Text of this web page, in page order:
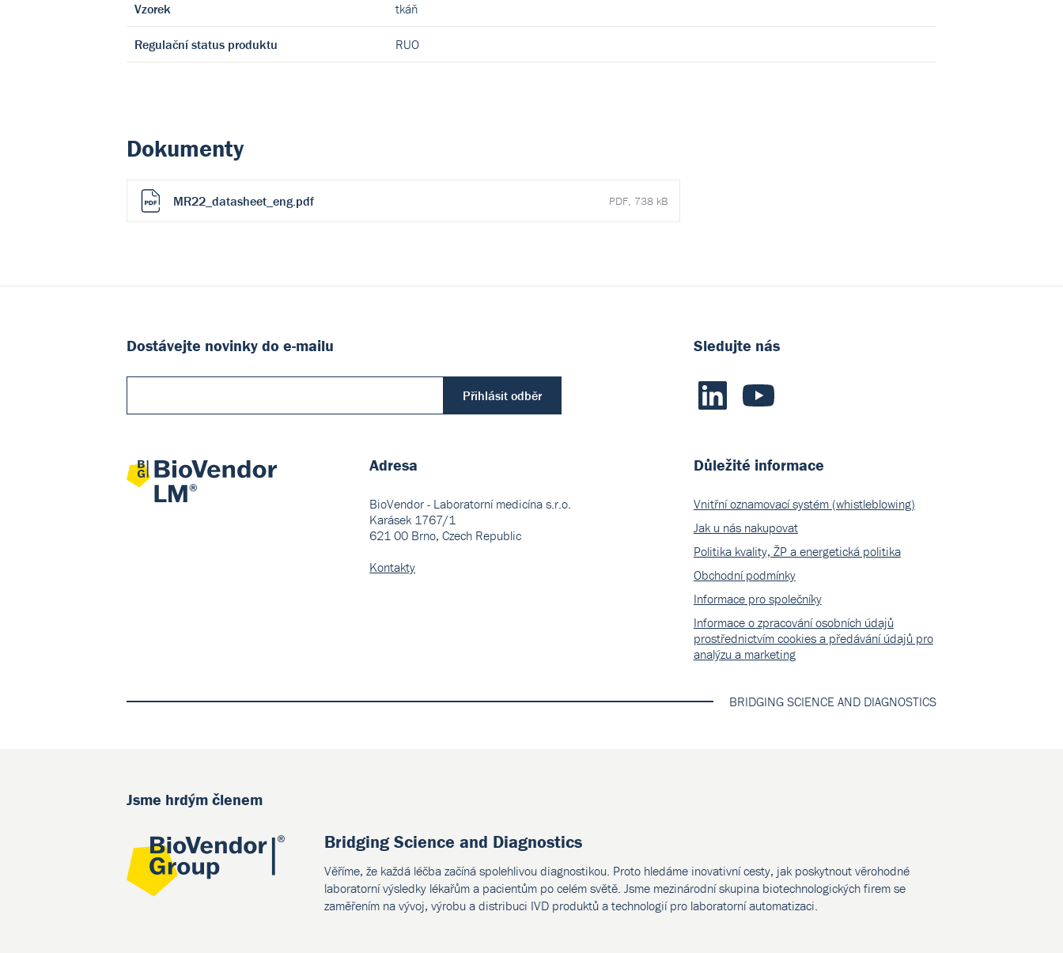
Vzorek tkáň
Regulační status produktu RUO
Dokumenty
MR22_datasheet_eng.pdf PDF, 738 kB
Dostávejte novinky do e-mailu
Přihlásit odběr
Adresa
BioVendor - Laboratorní medicína s.r.o.
Karásek 1767/1
621 00 Brno, Czech Republic
Kontakty
Sledujte nás
Důležité informace
Vnitřní oznamovací systém (whistleblowing)
Jak u nás nakupovat
Politika kvality, ŽP a energetická politika
Obchodní podmínky
Informace pro společníky
Informace o zpracování osobních údajů
prostřednictvím cookies a předávání údajů pro
analýzu a marketing
BRIDGING SCIENCE AND DIAGNOSTICS
Jsme hrdým členem
Bridging Science and Diagnostics
Věříme, že každá léčba začíná spolehlivou diagnostikou. Proto hledáme inovativní cesty, jak poskytnout věrohodné
laboratorní výsledky lékařům a pacientům po celém světě. Jsme mezinárodní skupina biotechnologických firem se
zaměřením na vývoj, výrobu a distribuci IVD produktů a technologií pro laboratorní automatizaci.